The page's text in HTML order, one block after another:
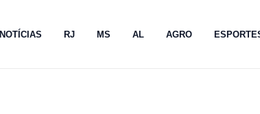
NOTÍCIAS RJ MS AL AGRO